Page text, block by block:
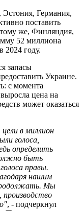
Эстония, Германия,
поставить
же, Финляндия,
52 миллиона
2024 году.
запасы
Украине.
с момента
цена на
может оказаться
в миллион
голоса,
определить
быть
правы.
нашим
Мы
, - подчеркнул